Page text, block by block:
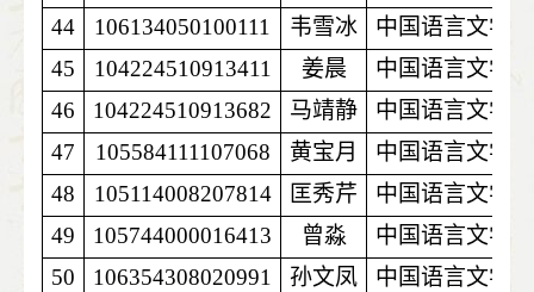
44
106134050100111 韦雪冰
中国语言文学
45
104224510913411 姜晨
中国语言文学
46
104224510913682 马靖静
中国语言文学
47
105584111107068 黄宝月
中国语言文学
48
105114008207814 匡秀芹
中国语言文学
49
105744000016413 曾淼
中国语言文学
50
106354308020991 孙文凤
中国语言文学